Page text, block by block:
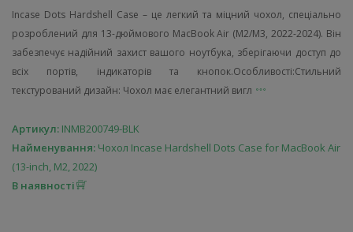
Incase Dots Hardshell Case – це легкий та міцний чохол, спеціально
розроблений для 13-дюймового MacBook Air (M2/M3, 2022-2024). Він
забезпечує надійний захист вашого ноутбука, зберігаючи доступ до
всіх портів, індикаторів та кнопок.Особливості:Стильний
текстурований дизайн: Чохол має елегантний вигл
Артикул: INMB200749-BLK
Найменування: Чохол Incase Hardshell Dots Case for MacBook Air
(13-inch, M2, 2022)
В наявності